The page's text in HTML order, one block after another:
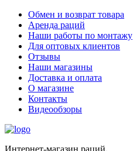
Обмен и возврат товара
Аренда раций
Наши работы по монтажу
Для оптовых клиентов
Отзывы
Наши магазины
Доставка и оплата
О магазине
Контакты
Видеообзоры
Интернет-магазин раций,